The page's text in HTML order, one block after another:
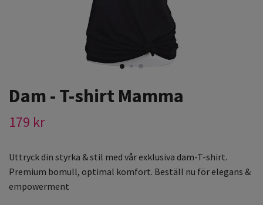
Dam - T-shirt Mamma
179 kr
Uttryck din styrka & stil med vår exklusiva dam-T-shirt.
Premium bomull, optimal komfort. Beställ nu för elegans &
empowerment